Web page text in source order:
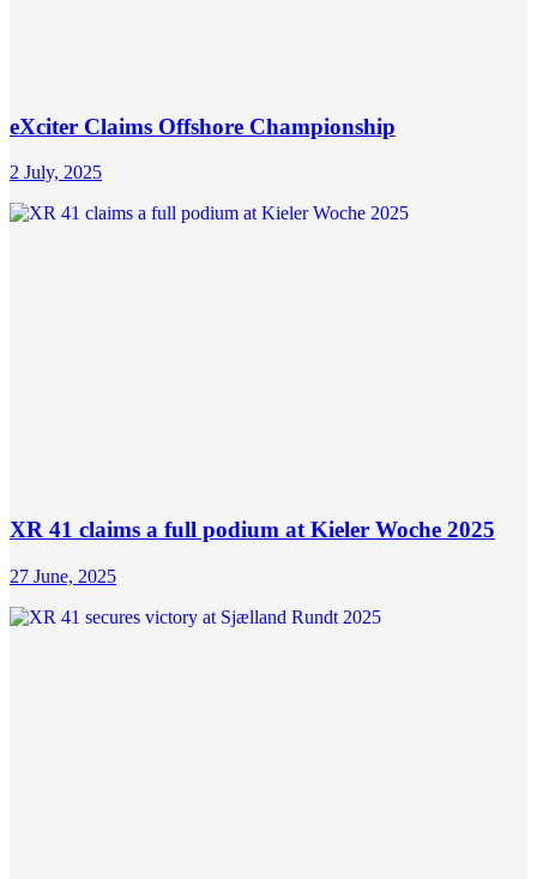
eXciter Claims Offshore Championship
2 July, 2025
XR 41 claims a full podium at Kieler Woche 2025
27 June, 2025